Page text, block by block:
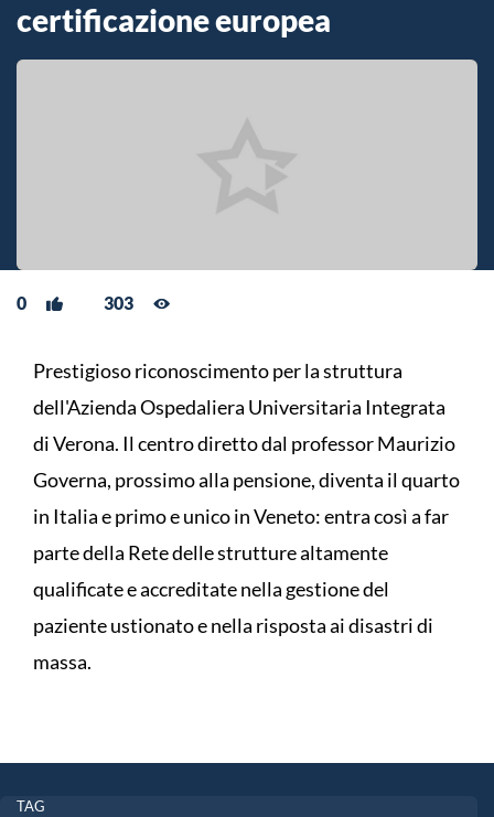
certificazione europea
0 303
Prestigioso riconoscimento per la struttura
dell'Azienda Ospedaliera Universitaria Integrata
di Verona. Il centro diretto dal professor Maurizio
Governa, prossimo alla pensione, diventa il quarto
in Italia e primo e unico in Veneto: entra così a far
parte della Rete delle strutture altamente
qualificate e accreditate nella gestione del
paziente ustionato e nella risposta ai disastri di
massa.
TAG